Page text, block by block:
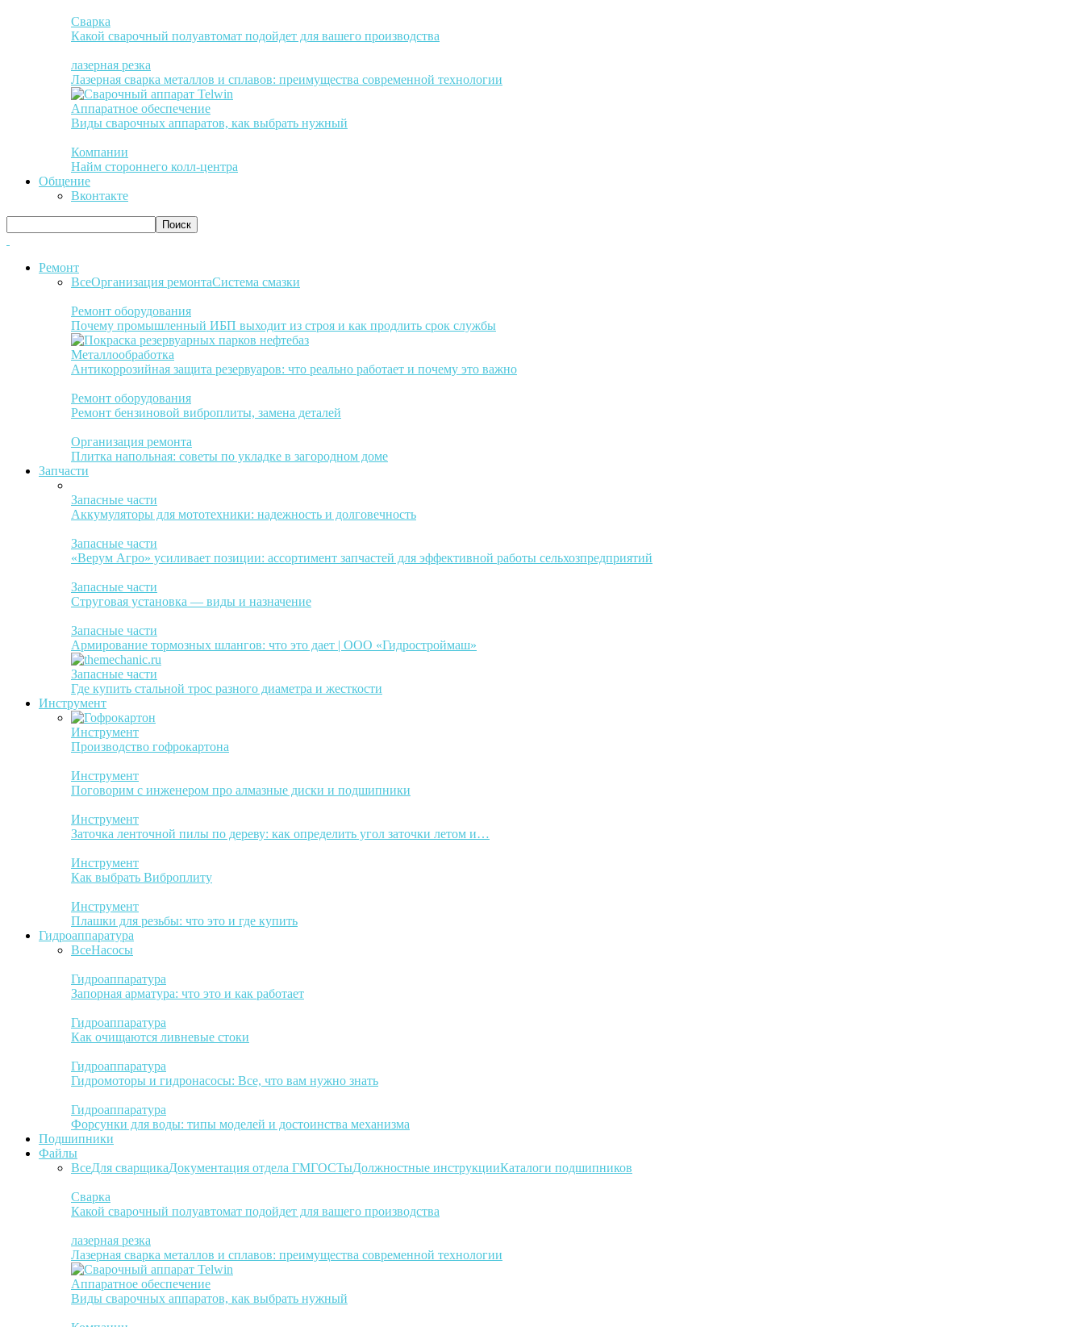
Сварка
Какой сварочный полуавтомат подойдет для вашего производства
лазерная резка
Лазерная сварка металлов и сплавов: преимущества современной технологии
Аппаратное обеспечение
Виды сварочных аппаратов, как выбрать нужный
Компании
Найм стороннего колл-центра
Общение
Вконтакте
Ремонт
ВсеОрганизация ремонтаСистема смазки
Ремонт оборудования
Почему промышленный ИБП выходит из строя и как продлить срок службы
Металлообработка
Антикоррозийная защита резервуаров: что реально работает и почему это важно
Ремонт оборудования
Ремонт бензиновой виброплиты, замена деталей
Организация ремонта
Плитка напольная: советы по укладке в загородном доме
Запчасти
Запасные части
Аккумуляторы для мототехники: надежность и долговечность
Запасные части
«Верум Агро» усиливает позиции: ассортимент запчастей для эффективной работы сельхозпредприятий
Запасные части
Струговая установка — виды и назначение
Запасные части
Армирование тормозных шлангов: что это дает | ООО «Гидростроймаш»
Запасные части
Где купить стальной трос разного диаметра и жесткости
Инструмент
Инструмент
Производство гофрокартона
Инструмент
Поговорим с инженером про алмазные диски и подшипники
Инструмент
Заточка ленточной пилы по дереву: как определить угол заточки летом и…
Инструмент
Как выбрать Виброплиту
Инструмент
Плашки для резьбы: что это и где купить
Гидроаппаратура
ВсеНасосы
Гидроаппаратура
Запорная арматура: что это и как работает
Гидроаппаратура
Как очищаются ливневые стоки
Гидроаппаратура
Гидромоторы и гидронасосы: Все, что вам нужно знать
Гидроаппаратура
Форсунки для воды: типы моделей и достоинства механизма
Подшипники
Файлы
ВсеДля сварщикаДокументация отдела ГМГОСТыДолжностные инструкцииКаталоги подшипников
Сварка
Какой сварочный полуавтомат подойдет для вашего производства
лазерная резка
Лазерная сварка металлов и сплавов: преимущества современной технологии
Аппаратное обеспечение
Виды сварочных аппаратов, как выбрать нужный